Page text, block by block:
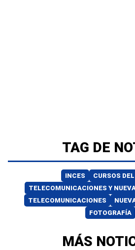
TAG DE
INCES
CURSOS
TELECOMUNICACIONES Y
TELECOMUNICACIONES
FOTOGRAFÍA
MÁS